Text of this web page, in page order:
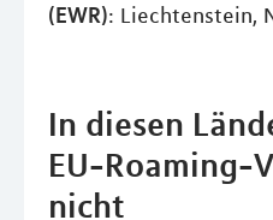
(EWR): Liechtenstein,
In diesen
EU-Roaming-
nicht